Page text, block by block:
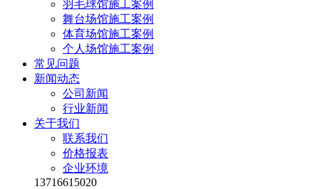
羽毛球馆施工案例
舞台场馆施工案例
体育场馆施工案例
个人场馆施工案例
常见问题
新闻动态
公司新闻
行业新闻
关于我们
联系我们
价格报表
企业环境
13716615020